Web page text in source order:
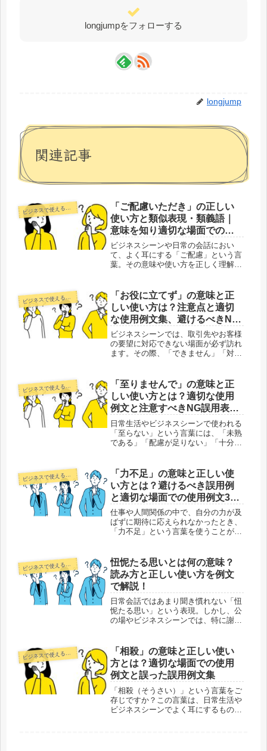
longjumpをフォローする
longjump
関連記事
ビジネスで使える正しい日本語
「ご配慮いただき」の正しい
使い方と類似表現・類義語｜
意味を知り適切な場面での使
用例文と誤用例
ビジネスシーンや日常の会話におい
て、よく耳にする「ご配慮」という言
葉。その意味や使い方を正しく理解し
現であり、目上の人や取引先に対して
使うことで、より丁寧に、そして円滑
なコ...
ビ ジネスで使える正しい日本語
「お役に立てず」の意味と正
しい使い方は？注意点と適切
な使用例文集、避けるべきNG
例文集
ビジネスシーンでは、取引先やお客様
の要望に対応できない場面が必ず訪れ
ます。その際、「できません」「対応
関係を損なわずに済みます。そんなと
きに役立つのが「お役に立てず」とい
う...
ビ ジネスで使える正しい日本語
「至りませんで」の意味と正
しい使い方とは？適切な使用
例文と注意すべきNG誤用表現
集
日常生活やビジネスシーンで使われる
「至らない」という言葉には、「未熟
である」「配慮が足りない」「十分に
では、謙遜や謝罪を表す表現として用
いられることが多く、相手に対して丁
寧...
ビジネスで使える正しい日本語
「力不足」の意味と正しい使
い方とは？避けるべき誤用例
と適切な場面での使用例文30
選
仕事や人間関係の中で、自分の力が及
ばずに期待に応えられなかったとき、
「力不足」という言葉を使うことがあ
自分の未熟さを謙虚に認める表現とし
て用いられます。例えば、以下のよう
な...
ビ ジネスで使える正しい日本語
忸怩たる思いとは何の意味？
読み方と正しい使い方を例文
で解説！
日常会話ではあまり聞き慣れない「忸
怩たる思い」という表現。しかし、公
の場やビジネスシーンでは、特に謝罪
自らの行動や言葉を振り返ったとき
に、強い恥じらいや後悔を抱く感情を
指し...
ビ ジネスで使える正しい日本語
「相殺」の意味と正しい使い
方とは？適切な場面での使用
例文と誤った誤用例文集
「相殺（そうさい）」という言葉をご
存じですか？この言葉は、日常生活や
ビジネスシーンでよく耳にするもので